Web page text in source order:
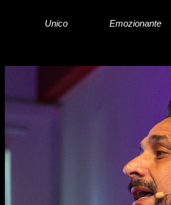
Unico Emozionante